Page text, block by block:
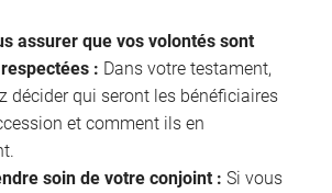
assurer que vos volontés sont
: Dans votre testament,
décider qui seront les bénéficiaires
et comment ils en
soin de votre conjoint : Si vous